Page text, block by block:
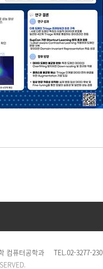
컴퓨터공학과 TEL.02-3277-